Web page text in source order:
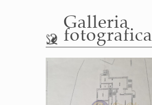
Galleria
fotografica